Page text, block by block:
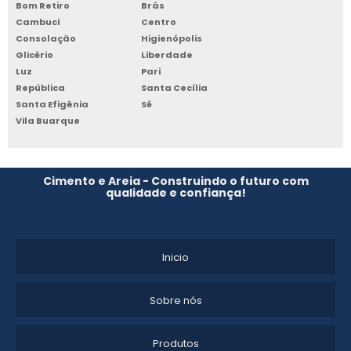
PAREDE DE CONCRETO PREÇO
IMPERMEABILIZAÇÃO DE CIMENTO QUEIMADO
CIMENTO QUEIMADO PAREDE EXTERNA
PAREDE CIMENTO QUEIMADO COMPRAR
Bom Retiro
Brás
Cambuci
Centro
Consolação
Higienópolis
Glicério
Liberdade
Luz
Pari
República
Santa Cecília
Santa Efigênia
Sé
Vila Buarque
Cimento e Areia - Construindo o futuro com
qualidade e confiança!
Inicio
Sobre nós
Produtos